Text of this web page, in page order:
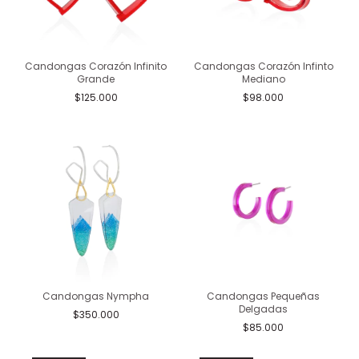
Candongas Corazón Infinito
Grande
$125.000
Candongas Corazón Infinto
Mediano
$98.000
Candongas Nympha
$350.000
Candongas Pequeñas
Delgadas
$85.000